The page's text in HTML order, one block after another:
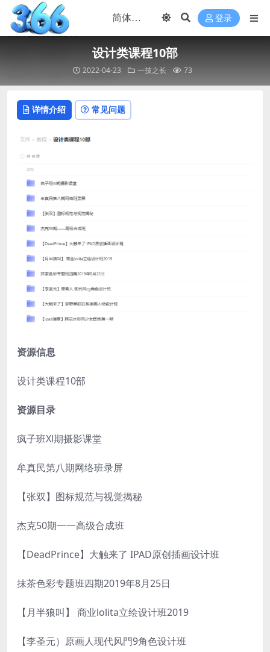
登录
设计类课程10部
2022-04-23 一技之长 73
详情介绍 常见问题
资源信息
设计类课程10部
资源目录
疯子班Xl期摄影课堂
牟真民第八期网络班录屏
【张双】图标规范与视觉揭秘
杰克50期一一高级合成班
【DeadPrince】大触来了 IPAD原创插画设计班
抹茶色彩专题班四期2019年8月25日
【月半狼叫】 商业lolita立绘设计班2019
【李圣元）原画人现代风門9角色设计班